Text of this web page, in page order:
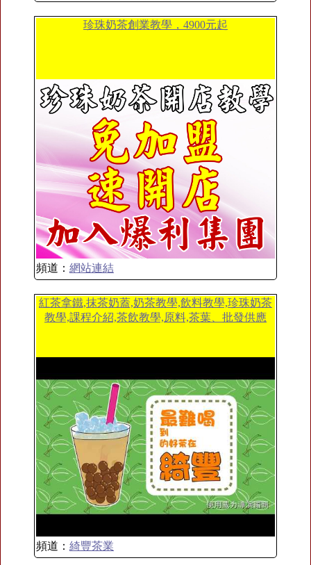
珍珠奶茶創業教學，4900元起
頻道： 網站連結
紅茶拿鐵,抹茶奶蓋,奶茶教學,飲料教學,珍珠奶茶
教學,課程介紹,茶飲教學,原料,茶葉、批發供應
頻道： 綺豐茶業